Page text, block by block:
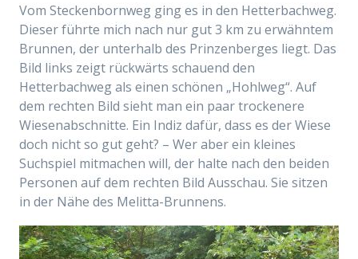
Vom Steckenbornweg ging es in den Hetterbachweg.
Dieser führte mich nach nur gut 3 km zu erwähntem
Brunnen, der unterhalb des Prinzenberges liegt. Das
Bild links zeigt rückwärts schauend den
Hetterbachweg als einen schönen „Hohlweg“. Auf
dem rechten Bild sieht man ein paar trockenere
Wiesenabschnitte. Ein Indiz dafür, dass es der Wiese
doch nicht so gut geht? – Wer aber ein kleines
Suchspiel mitmachen will, der halte nach den beiden
Personen auf dem rechten Bild Ausschau. Sie sitzen
in der Nähe des Melitta-Brunnens.